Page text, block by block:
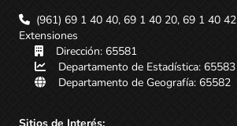
(961) 69 1 40 40, 69 1 40 20, 69 1 40 42
Extensiones
Dirección: 65581
Departamento de Estadística: 65583
Departamento de Geografía: 65582